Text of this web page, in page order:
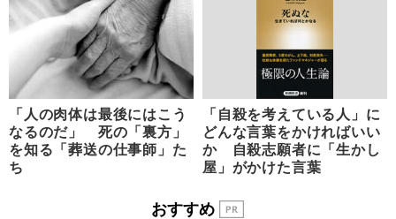
「人の肉体は最後にはこう
なるのだ」 死の「裏方」
を知る「葬送の仕事師」た
ち
「自殺を考えている人」に
どんな言葉をかければいい
か 自殺志願者に「生かし
屋」がかけた言葉
おすすめ